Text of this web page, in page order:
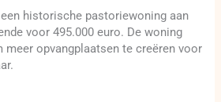
historische pastoriewoning aan
voor 495.000 euro. De woning
meer opvangplaatsen te creëren voor